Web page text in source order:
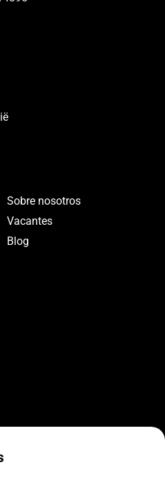
Sobre nosotros
Vacantes
Blog